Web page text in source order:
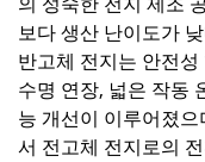
보다 생산 난이도가
반고체 전지는 안전
수명 연장, 넓은 작동
능 개선이 이루어졌
서 전고체 전지로의